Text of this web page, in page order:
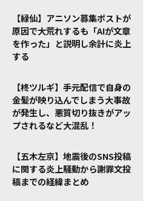
【緑仙】アニソン募集ポストが
原因で大荒れするも「AIが文章
を作った」と説明し余計に炎上
する
【柊ツルギ】手元配信で自身の
金髪が映り込んでしまう大事故
が発生し、悪質切り抜きがアッ
プされるなど大混乱！
【五木左京】地震後のSNS投稿
に関する炎上騒動から謝罪文投
稿までの経緯まとめ